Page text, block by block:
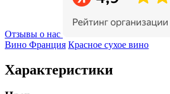
Отзывы о нас
Вино Франция Красное сухое вино
Характеристики